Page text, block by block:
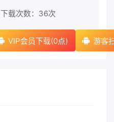
下载次数： 36次
VIP会员下载(0点) 游客